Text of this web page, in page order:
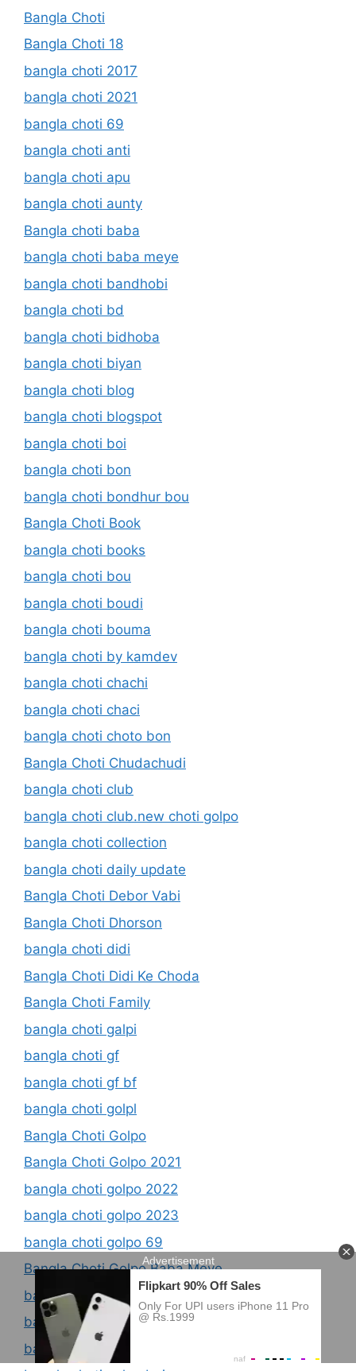
Bangla Choti
Bangla Choti 18
bangla choti 2017
bangla choti 2021
bangla choti 69
bangla choti anti
bangla choti apu
bangla choti aunty
Bangla choti baba
bangla choti baba meye
bangla choti bandhobi
bangla choti bd
bangla choti bidhoba
bangla choti biyan
bangla choti blog
bangla choti blogspot
bangla choti boi
bangla choti bon
bangla choti bondhur bou
Bangla Choti Book
bangla choti books
bangla choti bou
bangla choti boudi
bangla choti bouma
bangla choti by kamdev
bangla choti chachi
bangla choti chaci
bangla choti choto bon
Bangla Choti Chudachudi
bangla choti club
bangla choti club.new choti golpo
bangla choti collection
bangla choti daily update
Bangla Choti Debor Vabi
Bangla Choti Dhorson
bangla choti didi
Bangla Choti Didi Ke Choda
Bangla Choti Family
bangla choti galpi
bangla choti gf
bangla choti gf bf
bangla choti golpl
Bangla Choti Golpo
Bangla Choti Golpo 2021
bangla choti golpo 2022
bangla choti golpo 2023
bangla choti golpo 69
Bangla Choti Golpo Baba Meye
bangla choti golpo best
bangla choti golpo bhabi
bangla choti golpo blogspot